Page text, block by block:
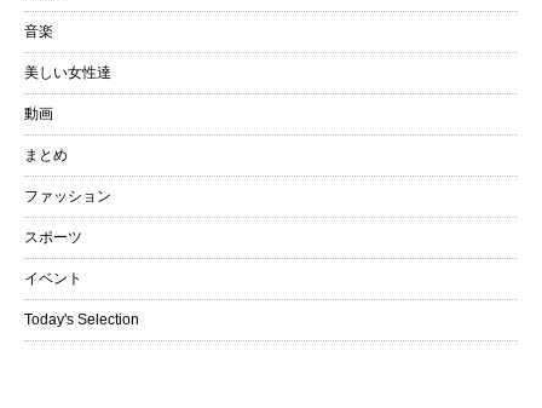
音楽
美しい女性達
動画
まとめ
ファッション
スポーツ
イベント
Today's Selection